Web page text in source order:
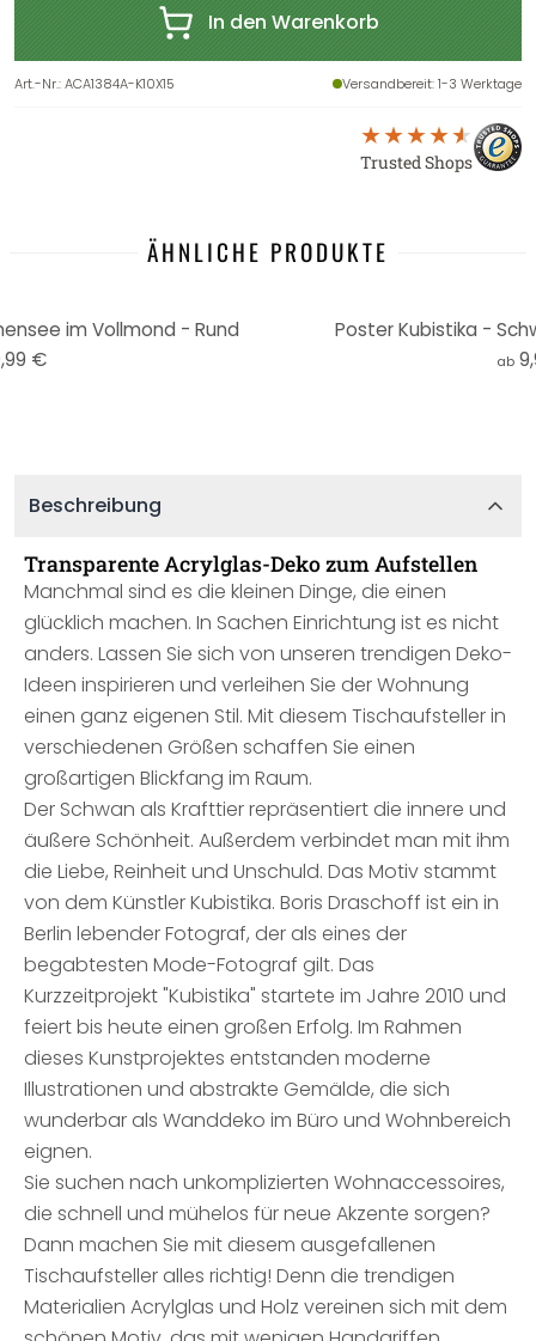
In den Warenkorb
Art.-Nr.:ACA1384A-K10X15 Versandbereit: 1-3 Werktage
Trusted Shops
ÄHNLICHE PRODUKTE
im Vollmond - Rund
€
Poster Kubistika -
ab
Beschreibung
Transparente Acrylglas-Deko zum Aufstellen
Manchmal sind es die kleinen Dinge, die einen
glücklich machen. In Sachen Einrichtung ist es nicht
anders. Lassen Sie sich von unseren trendigen Deko-
Ideen inspirieren und verleihen Sie der Wohnung
einen ganz eigenen Stil. Mit diesem Tischaufsteller in
verschiedenen Größen schaffen Sie einen
großartigen Blickfang im Raum.
Der Schwan als Krafttier repräsentiert die innere und
äußere Schönheit. Außerdem verbindet man mit ihm
die Liebe, Reinheit und Unschuld. Das Motiv stammt
von dem Künstler Kubistika. Boris Draschoff ist ein in
Berlin lebender Fotograf, der als eines der
begabtesten Mode-Fotograf gilt. Das
Kurzzeitprojekt "Kubistika" startete im Jahre 2010 und
feiert bis heute einen großen Erfolg. Im Rahmen
dieses Kunstprojektes entstanden moderne
Illustrationen und abstrakte Gemälde, die sich
wunderbar als Wanddeko im Büro und Wohnbereich
eignen.
Sie suchen nach unkomplizierten Wohnaccessoires,
die schnell und mühelos für neue Akzente sorgen?
Dann machen Sie mit diesem ausgefallenen
Tischaufsteller alles richtig! Denn die trendigen
Materialien Acrylglas und Holz vereinen sich mit dem